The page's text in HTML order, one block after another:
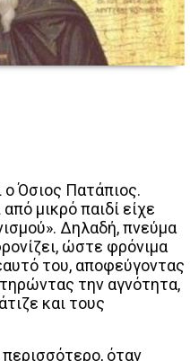
ο Όσιος Πατάπιος.
μικρό παιδί είχε
Δηλαδή, πνεύμα
ώστε φρόνιμα
του, αποφεύγοντας
την αγνότητα,
και τους
όταν